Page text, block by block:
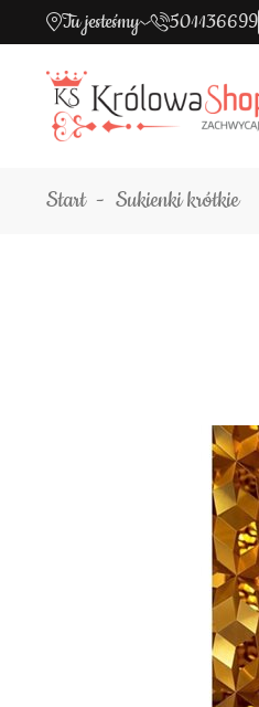
Tu jesteśmy 501136699
Start Sukienki krótkie